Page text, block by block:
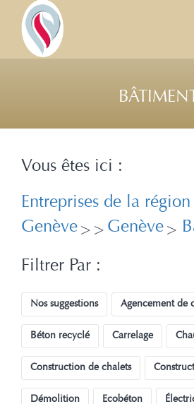
Vous êtes ici :
Entreprises de la région
Genève> > Genève>
Filtrer Par :
Nos suggestions Agencement de
Béton recyclé Carrelage
Construction de chalets
Démolition Ecobéton